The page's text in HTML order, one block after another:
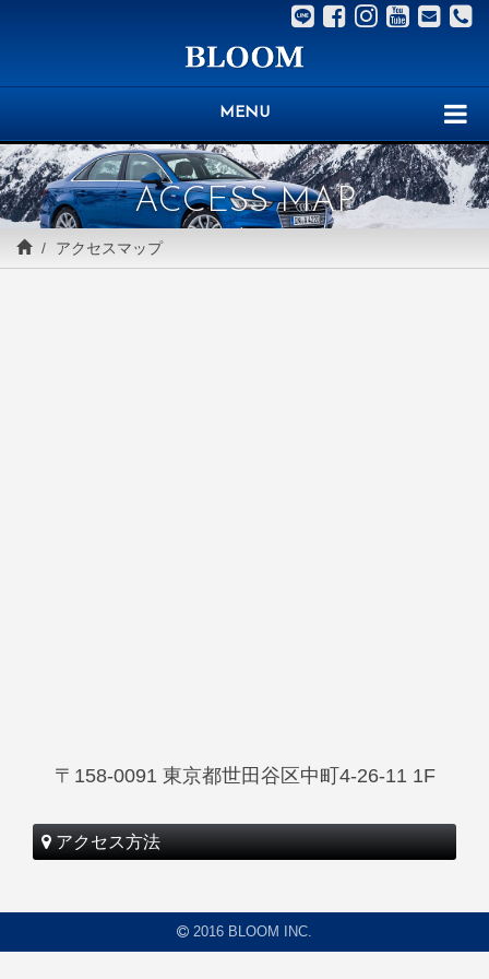
MENU
ACCESS MAP
アクセスマップ
〒158-0091 東京都世田谷区中町4-26-11 1F
アクセス方法
2016 BLOOM INC.